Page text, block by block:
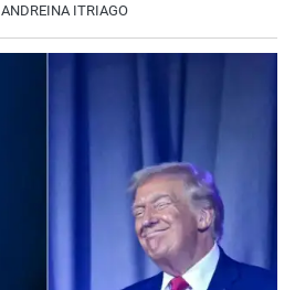
ANDREINA ITRIAGO